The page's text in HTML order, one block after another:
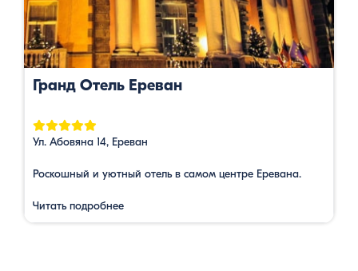
Гранд Отель Ереван
Ул. Абовяна 14, Ереван
Роскошный и уютный отель в самом центре Еревана.
Читать подробнее